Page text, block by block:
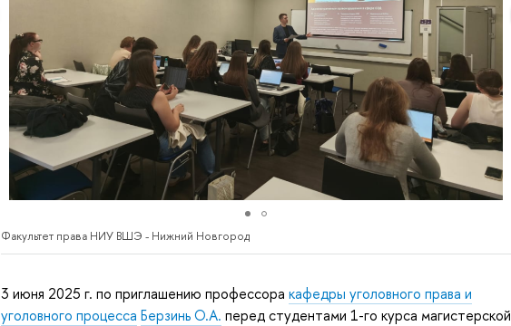
Факультет права НИУ ВШЭ - Нижний Новгород
3 июня 2025 г. по приглашению профессора кафедры уголовного права и
уголовного процесса БерзиньО.А. перед студентами 1-го курса магистерской